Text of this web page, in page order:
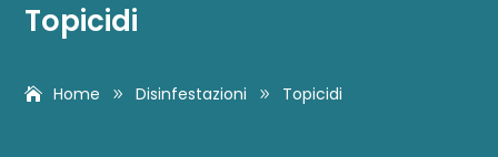
Topicidi
Home 9 Disinfestazioni 9 Topicidi